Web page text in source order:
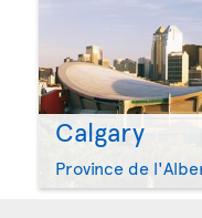
Calgary
Province de